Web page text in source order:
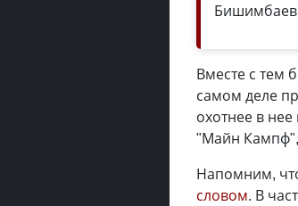
Вместе с тем
самом деле
охотнее в
"Майн Кампф",
Напомним,
словом. В